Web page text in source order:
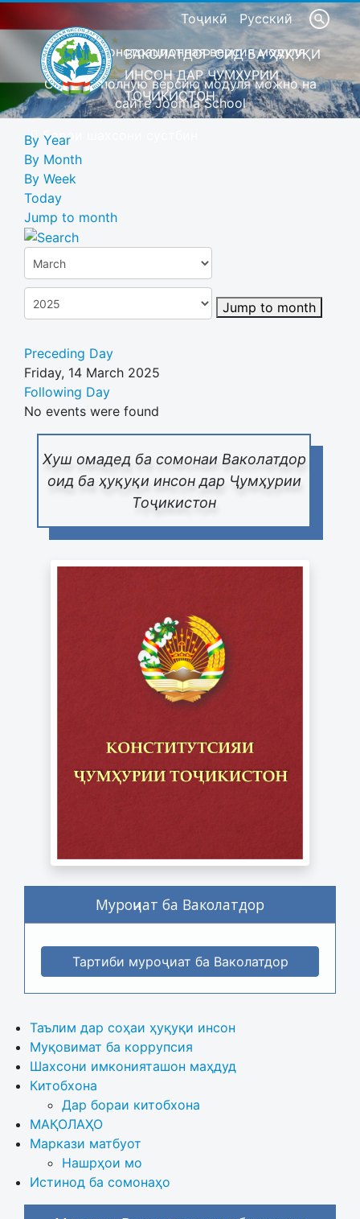
Тоҷикӣ Русский
Это демонстрационная версия модуля
Скачать полную версию модуля можно на
сайте Joomla School
Барои шахсони сустбин
ВАКОЛАТДОР ОИД БА ҲУҚУҚИ
ИНСОН ДАР ҶУМҲУРИИ
ТОҶИКИСТОН
Хуш омадед ба сомонаи Ваколатдор
оид ба ҳуқуқи инсон дар Ҷумҳурии
Тоҷикистон
Муроҷиат ба Ваколатдор
Тартиби муроҷиат ба Ваколатдор
Таълим дар соҳаи ҳуқуқи инсон
Муқовимат ба коррупсия
Шахсони имконияташон маҳдуд
Китобхона
Дар бораи китобхона
МАҚОЛАҲО
Маркази матбуот
Нашрҳои мо
Истинод ба сомонаҳо
By Year
By Month
By Week
Today
Jump to month
Jump to month
Preceding Day
Friday, 14 March 2025
Following Day
No events were found